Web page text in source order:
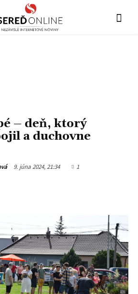
– deň, ktorý
a duchovne
9. júna 2024, 21:34 1